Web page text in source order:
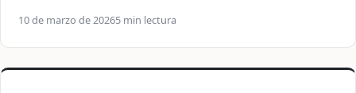
10 de marzo de 20265 min lectura